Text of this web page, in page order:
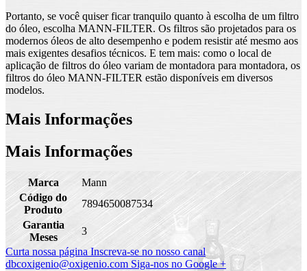
Portanto, se você quiser ficar tranquilo quanto à escolha de um filtro
do óleo, escolha MANN-FILTER. Os filtros são projetados para os
modernos óleos de alto desempenho e podem resistir até mesmo aos
mais exigentes desafios técnicos. E tem mais: como o local de
aplicação de filtros do óleo variam de montadora para montadora, os
filtros do óleo MANN-FILTER estão disponíveis em diversos
modelos.
Mais Informações
Mais Informações
Marca
Mann
Código do
Produto
7894650087534
Garantia
Meses
3
Curta nossa página Inscreva-se no nosso canal
dbcoxigenio@oxigenio.com Siga-nos no Google +